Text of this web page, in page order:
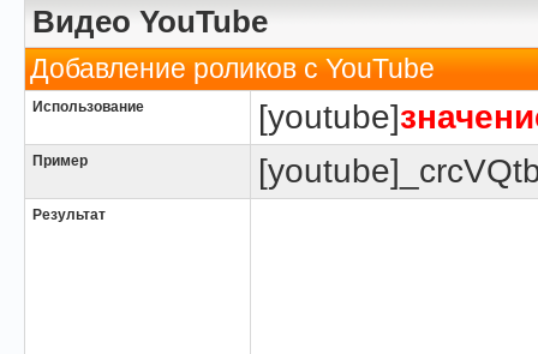
Видео YouTube
Добавление роликов с YouTube
Использование [youtube]
Пример
Результат